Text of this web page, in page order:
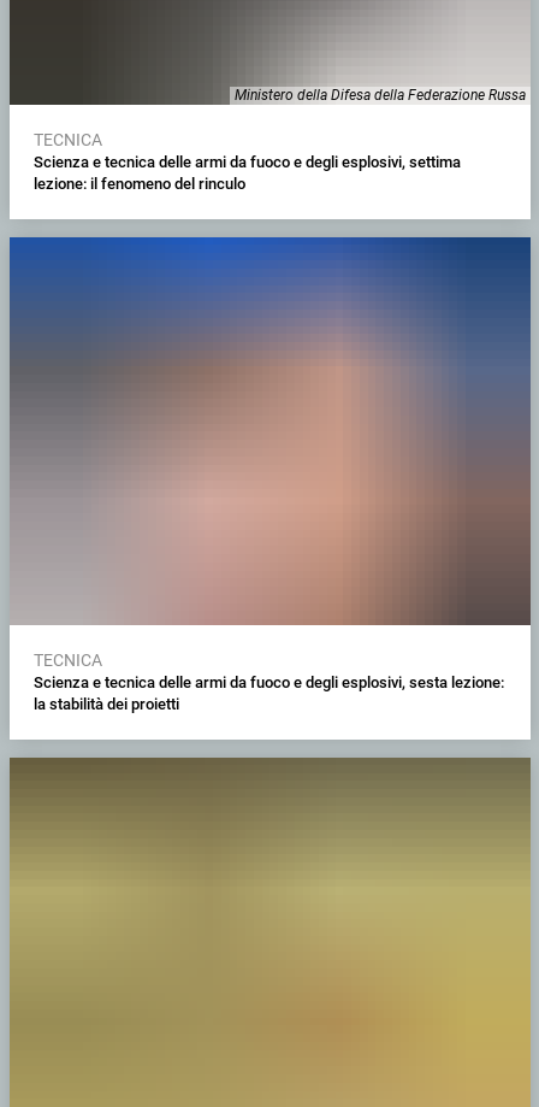
Ministero della Difesa della Federazione Russa
TECNICA
Scienza e tecnica delle armi da fuoco e degli esplosivi, settima
lezione: il fenomeno del rinculo
TECNICA
Scienza e tecnica delle armi da fuoco e degli esplosivi, sesta lezione:
la stabilità dei proietti